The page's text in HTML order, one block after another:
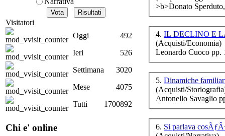
Visitatori
Oggi
492
Ieri
526
Settimana
3020
Mese
4075
Tutti
1700892
Chi e' online
>b>Donato
4.
(Acquisti/Economia)
Leonardo Cuoco pp.
5. Dinamiche
(Acquisti/
Antonello Savaglio
6. Si parlava